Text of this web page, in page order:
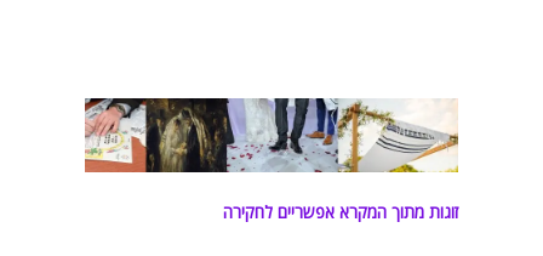
זוגות מתוך המקרא אפשריים לחקירה